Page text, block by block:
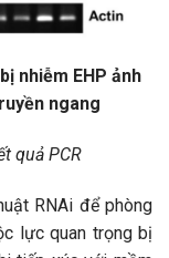
nhiễm EHP ảnh
ngang
quả PCR
RNAi để phòng
lực quan trọng bị